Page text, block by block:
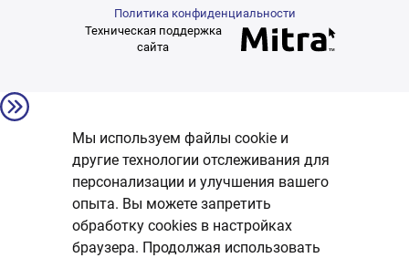
Политика конфиденциальности
Техническая поддержка
сайта
Мы используем файлы cookie и
другие технологии отслеживания для
персонализации и улучшения вашего
опыта. Вы можете запретить
обработку сookies в настройках
браузера. Продолжая использовать